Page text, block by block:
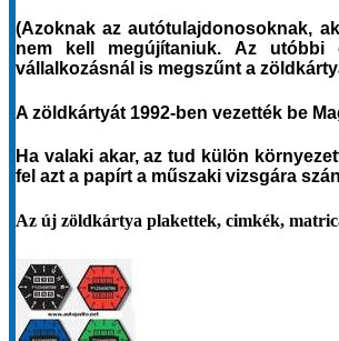
(Azoknak az autótulajdonosoknak,
nem kell megújítaniuk. Az utóbbi
vállalkozásnál is megszűnt a
A zöldkártyát 1992-ben vezették be
Ha valaki akar, az tud külön
fel azt a papírt a műszaki vizsgára
Az új zöldkártya plakettek, cimkék,